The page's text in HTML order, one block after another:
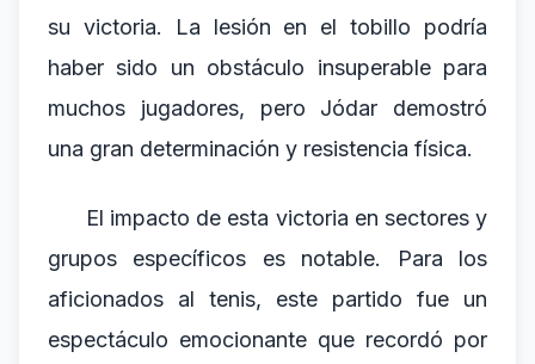
su victoria. La lesión en el tobillo podría
haber sido un obstáculo insuperable para
muchos jugadores, pero Jódar demostró
una gran determinación y resistencia física.
El impacto de esta victoria en sectores y
grupos específicos es notable. Para los
aficionados al tenis, este partido fue un
espectáculo emocionante que recordó por